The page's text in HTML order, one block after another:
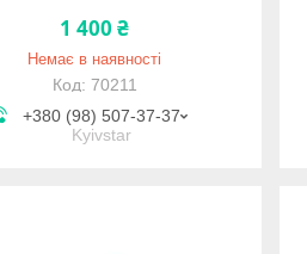
1 400 ₴
Немає в наявності
70211
+380 (98) 507-37-37
Kyivstar